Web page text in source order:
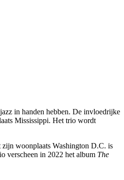
in handen hebben. De invloedrijke
Mississippi. Het trio wordt
zijn woonplaats Washington D.C. is
verscheen in 2022 het album The